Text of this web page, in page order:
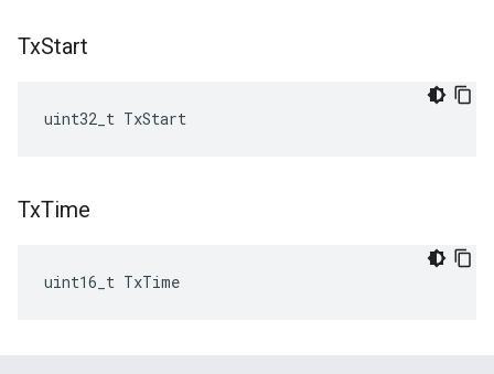
TxStart
uint32_t TxStart
TxTime
uint16_t TxTime